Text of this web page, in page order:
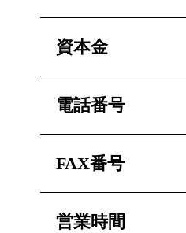
資本金
電話番号
FAX番号
営業時間